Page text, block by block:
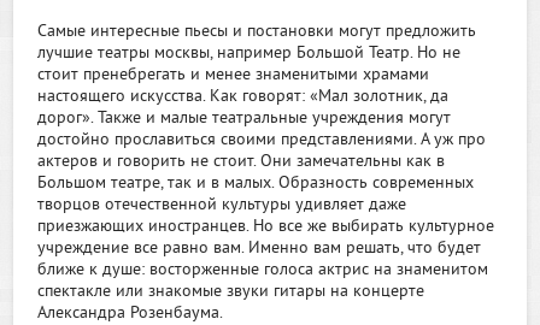
Самые интересные пьесы и постановки могут предложить
лучшие театры москвы, например Большой Театр. Но не
стоит пренебрегать и менее знаменитыми храмами
настоящего искусства. Как говорят: «Мал золотник, да
дорог». Также и малые театральные учреждения могут
достойно прославиться своими представлениями. А уж про
актеров и говорить не стоит. Они замечательны как в
Большом театре, так и в малых. Образность современных
творцов отечественной культуры удивляет даже
приезжающих иностранцев. Но все же выбирать культурное
учреждение все равно вам. Именно вам решать, что будет
ближе к душе: восторженные голоса актрис на знаменитом
спектакле или знакомые звуки гитары на концерте
Александра Розенбаума.